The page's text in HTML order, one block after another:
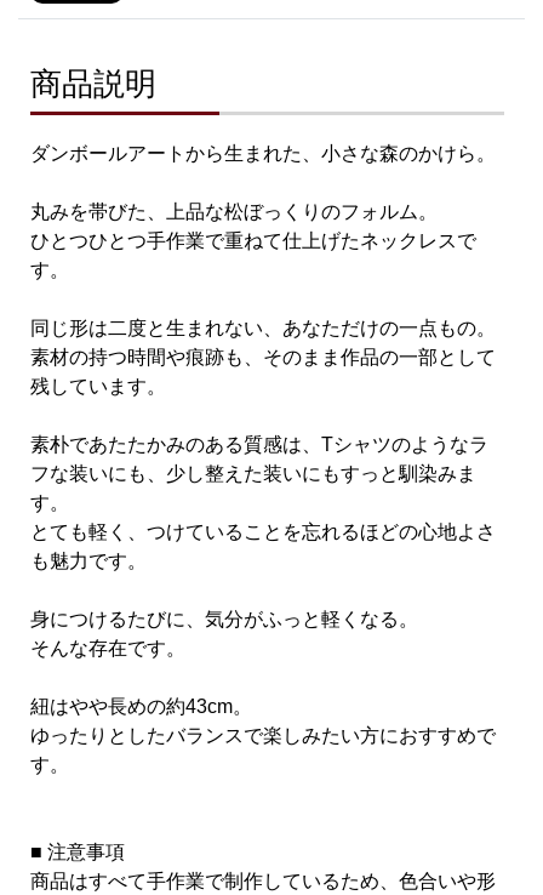
商品説明
ダンボールアートから生まれた、小さな森のかけら。
丸みを帯びた、上品な松ぼっくりのフォルム。
ひとつひとつ手作業で重ねて仕上げたネックレスで
す。
同じ形は二度と生まれない、あなただけの一点もの。
素材の持つ時間や痕跡も、そのまま作品の一部として
残しています。
素朴であたたかみのある質感は、Tシャツのようなラ
フな装いにも、少し整えた装いにもすっと馴染みま
す。
とても軽く、つけていることを忘れるほどの心地よさ
も魅力です。
身につけるたびに、気分がふっと軽くなる。
そんな存在です。
紐はやや長めの約43cm。
ゆったりとしたバランスで楽しみたい方におすすめで
す。
■ 注意事項
商品はすべて手作業で制作しているため、色合いや形